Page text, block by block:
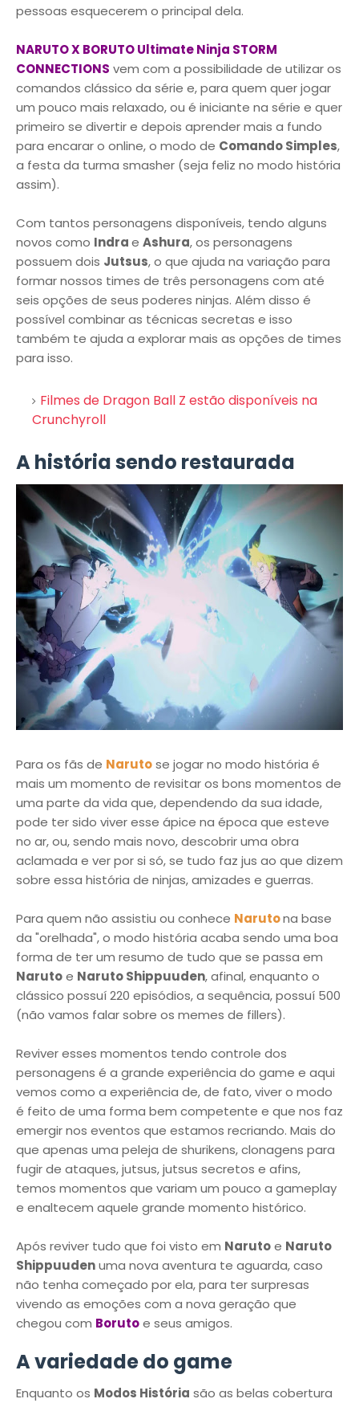
pessoas esquecerem o principal dela.
NARUTO X BORUTO Ultimate Ninja STORM
CONNECTIONS vem com a possibilidade de utilizar os
comandos clássico da série e, para quem quer jogar
um pouco mais relaxado, ou é iniciante na série e quer
primeiro se divertir e depois aprender mais a fundo
para encarar o online, o modo de Comando Simples,
a festa da turma smasher (seja feliz no modo história
assim).
Com tantos personagens disponíveis, tendo alguns
novos como Indrae Ashura, os personagens
possuem dois Jutsus, o que ajuda na variação para
formar nossos times de três personagens com até
seis opções de seus poderes ninjas. Além disso é
possível combinar as técnicas secretas e isso
também te ajuda a explorar mais as opções de times
para isso.
Filmes de Dragon Ball Z estão disponíveis na
Crunchyroll
A história sendo restaurada
Para os fãs de Narutose jogar no modo história é
mais um momento de revisitar os bons momentos de
uma parte da vida que, dependendo da sua idade,
pode ter sido viver esse ápice na época que esteve
no ar, ou, sendo mais novo, descobrir uma obra
aclamada e ver por si só, se tudo faz jus ao que dizem
sobre essa história de ninjas, amizades e guerras.
Para quem não assistiu ou conhece Narutona base
da "orelhada", o modo história acaba sendo uma boa
forma de ter um resumo de tudo que se passa em
Narutoe Naruto Shippuuden, afinal, enquanto o
clássico possuí 220 episódios, a sequência, possuí 500
(não vamos falar sobre os memes de fillers).
Reviver esses momentos tendo controle dos
personagens é a grande experiência do game e aqui
vemos como a experiência de, de fato, viver o modo
é feito de uma forma bem competente e que nos faz
emergir nos eventos que estamos recriando. Mais do
que apenas uma peleja de shurikens, clonagens para
fugir de ataques, jutsus, jutsus secretos e afins,
temos momentos que variam um pouco a gameplay
e enaltecem aquele grande momento histórico.
Após reviver tudo que foi visto em Narutoe Naruto
Shippuudenuma nova aventura te aguarda, caso
não tenha começado por ela, para ter surpresas
vivendo as emoções com a nova geração que
chegou com Borutoe seus amigos.
A variedade do game
Enquanto os Modos História são as belas cobertura